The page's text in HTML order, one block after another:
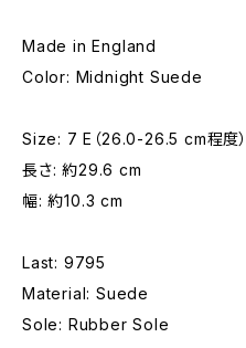
Made in England
Color: Midnight Suede
Size: 7 E（26.0-26.5 cm程度）
長さ: 約29.6 cm
幅: 約10.3 cm
Last: 9795
Material: Suede
Sole: Rubber Sole